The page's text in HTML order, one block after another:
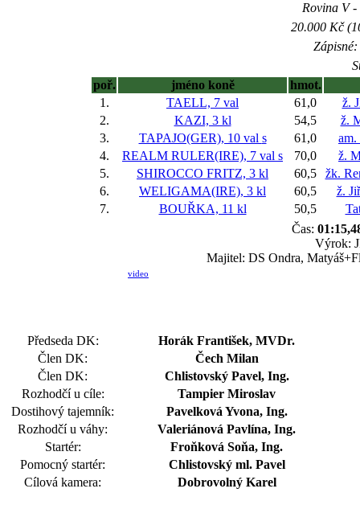
Rovina V
20.000 Kč
poř.
jméno koně
hmot.
1.
TAELL, 7 val 61,0
ž.
2.
KAZI, 3 kl 54,5
ž.
3.
TAPAJO(GER), 10 val s 61,0
am.
4.
REALM RULER(IRE), 7 val s 70,0
ž.
5.
SHIROCCO FRITZ, 3 kl 60,5
žk.
6.
WELIGAMA(IRE), 3 kl 60,5
ž.
7.
BOUŘKA, 11 kl 50,5
Čas:
Výrok:
Majitel: DS Ondra,
video
Předseda DK:
Horák František, MVDr.
Člen DK:
Čech Milan
Člen DK:
Chlistovský Pavel, Ing.
Rozhodčí u cíle:
Tampier Miroslav
Dostihový tajemník:
Pavelková Yvona, Ing.
Rozhodčí u váhy:
Valeriánová Pavlína, Ing.
Startér:
Froňková Soňa, Ing.
Pomocný startér:
Chlistovský ml. Pavel
Cílová kamera:
Dobrovolný Karel